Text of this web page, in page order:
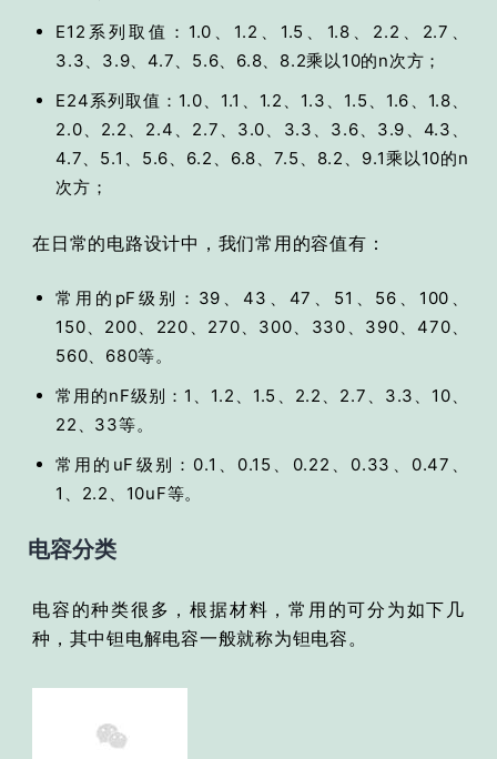
E12系列取值：1.0、1.2、1.5、1.8、2.2、2.7、
3.3、3.9、4.7、5.6、6.8、8.2乘以10的n次方；
E24系列取值：1.0、1.1、1.2、1.3、1.5、1.6、1.8、
2.0、2.2、2.4、2.7、3.0、3.3、3.6、3.9、4.3、
4.7、5.1、5.6、6.2、6.8、7.5、8.2、9.1乘以10的n
次方；
在日常的电路设计中，我们常用的容值有：
常用的pF级别：39、43、47、51、56、100、
150、200、220、270、300、330、390、470、
560、680等。
常用的nF级别：1、1.2、1.5、2.2、2.7、3.3、10、
22、33等。
常用的uF级别：0.1、0.15、0.22、0.33、0.47、
1、2.2、10uF等。
电容分类
电容的种类很多，根据材料，常用的可分为如下几
种，其中钽电解电容一般就称为钽电容。